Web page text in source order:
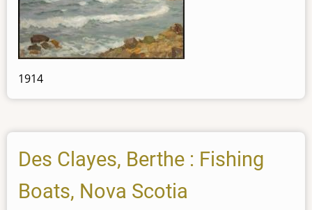
1914
Des Clayes, Berthe : Fishing
Boats, Nova Scotia